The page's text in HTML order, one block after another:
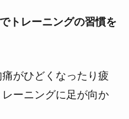
トレーニングの習慣を
がひどくなったり疲
ーニングに足が向か